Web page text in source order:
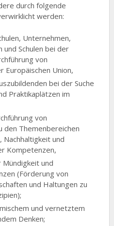
durch folgende
werden:
Unternehmen,
und Schulen bei der
von
Europäischen Union,
bei der Suche
Praktikaplätzen im
von
den Themenbereichen
Nachhaltigkeit und
Kompetenzen,
und
(Förderung von
und Haltungen zu
und vernetztem
Denken;